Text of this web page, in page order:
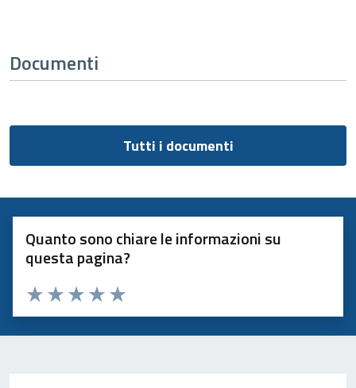
Documenti
Tutti i documenti
Quanto sono chiare le informazioni su
questa pagina?
Valuta 5 stelle su 5
Valuta 4 stelle su 5
Valuta 3 stelle su 5
Valuta 2 stelle su 5
Valuta 1 stelle su 5